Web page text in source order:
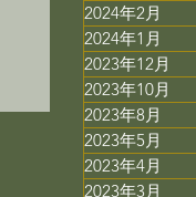
2024年2月
2024年1月
2023年12月
2023年10月
2023年8月
2023年5月
2023年4月
2023年3月